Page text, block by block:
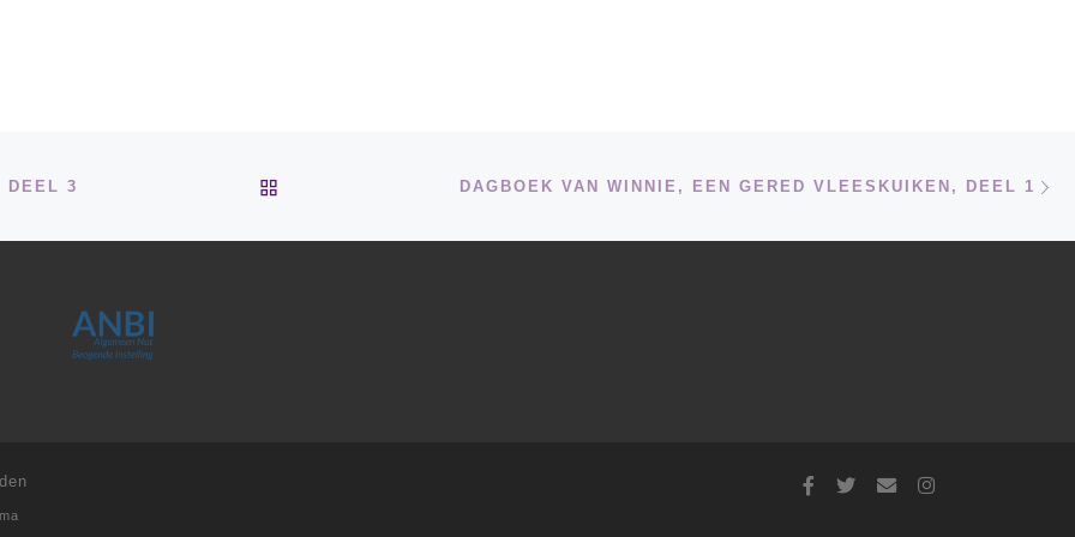
DEEL 3
TERUG NAAR BERICHTENLIJSTDAGBOEK VAN WINNIE, EEN GERED VLEESKUIKEN, DEEL 1